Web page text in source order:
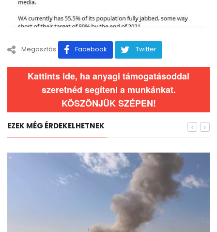
Megosztás Facebook Twitter
Kattints ide, ha anyagi támogatásoddal
szeretnéd segíteni a munkánkat.
KÖSZÖNJÜK SZÉPEN!
EZEK MÉG ÉRDEKELHETNEK